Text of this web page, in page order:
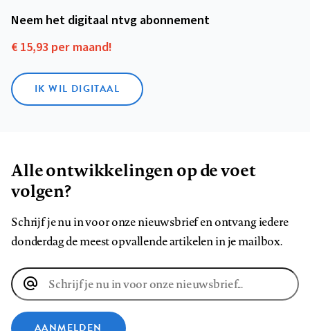
Neem het digitaal ntvg abonnement
€ 15,93 per maand!
IK WIL DIGITAAL
Alle ontwikkelingen op de voet
volgen?
Schrijf je nu in voor onze nieuwsbrief en ontvang iedere
donderdag de meest opvallende artikelen in je mailbox.
E-
mailadres